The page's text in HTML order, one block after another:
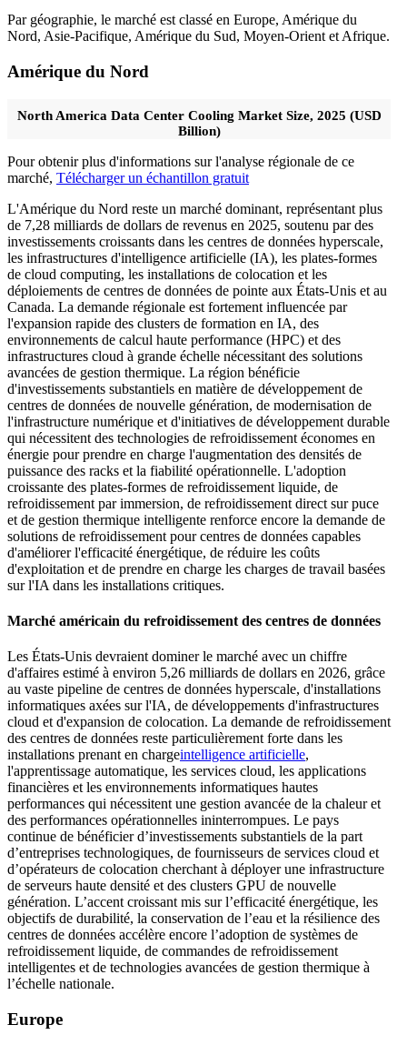
Par géographie, le marché est classé en Europe, Amérique du
Nord, Asie-Pacifique, Amérique du Sud, Moyen-Orient et Afrique.
Amérique du Nord
North America Data Center Cooling Market Size, 2025 (USD
Billion)
Pour obtenir plus d'informations sur l'analyse régionale de ce
marché, Télécharger un échantillon gratuit
L'Amérique du Nord reste un marché dominant, représentant plus
de 7,28 milliards de dollars de revenus en 2025, soutenu par des
investissements croissants dans les centres de données hyperscale,
les infrastructures d'intelligence artificielle (IA), les plates-formes
de cloud computing, les installations de colocation et les
déploiements de centres de données de pointe aux États-Unis et au
Canada. La demande régionale est fortement influencée par
l'expansion rapide des clusters de formation en IA, des
environnements de calcul haute performance (HPC) et des
infrastructures cloud à grande échelle nécessitant des solutions
avancées de gestion thermique. La région bénéficie
d'investissements substantiels en matière de développement de
centres de données de nouvelle génération, de modernisation de
l'infrastructure numérique et d'initiatives de développement durable
qui nécessitent des technologies de refroidissement économes en
énergie pour prendre en charge l'augmentation des densités de
puissance des racks et la fiabilité opérationnelle. L'adoption
croissante des plates-formes de refroidissement liquide, de
refroidissement par immersion, de refroidissement direct sur puce
et de gestion thermique intelligente renforce encore la demande de
solutions de refroidissement pour centres de données capables
d'améliorer l'efficacité énergétique, de réduire les coûts
d'exploitation et de prendre en charge les charges de travail basées
sur l'IA dans les installations critiques.
Marché américain du refroidissement des centres de données
Les États-Unis devraient dominer le marché avec un chiffre
d'affaires estimé à environ 5,26 milliards de dollars en 2026, grâce
au vaste pipeline de centres de données hyperscale, d'installations
informatiques axées sur l'IA, de développements d'infrastructures
cloud et d'expansion de colocation. La demande de refroidissement
des centres de données reste particulièrement forte dans les
installations prenant en chargeintelligence artificielle,
l'apprentissage automatique, les services cloud, les applications
financières et les environnements informatiques hautes
performances qui nécessitent une gestion avancée de la chaleur et
des performances opérationnelles ininterrompues. Le pays
continue de bénéficier d’investissements substantiels de la part
d’entreprises technologiques, de fournisseurs de services cloud et
d’opérateurs de colocation cherchant à déployer une infrastructure
de serveurs haute densité et des clusters GPU de nouvelle
génération. L’accent croissant mis sur l’efficacité énergétique, les
objectifs de durabilité, la conservation de l’eau et la résilience des
centres de données accélère encore l’adoption de systèmes de
refroidissement liquide, de commandes de refroidissement
intelligentes et de technologies avancées de gestion thermique à
l’échelle nationale.
Europe